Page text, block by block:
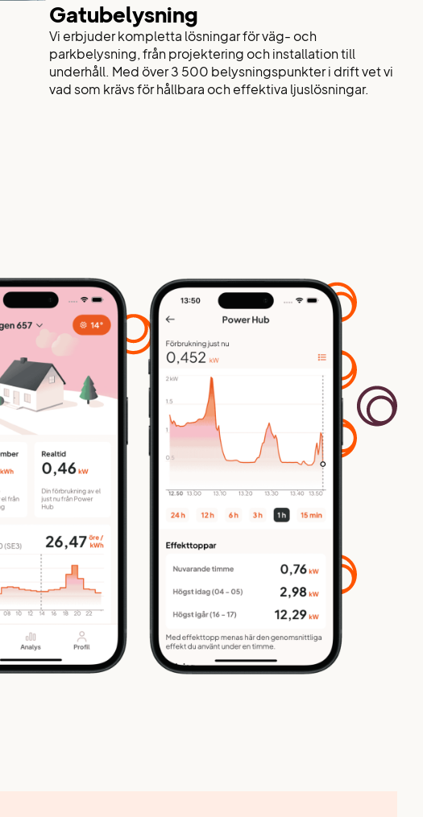
Gatubelysning
Vi erbjuder kompletta lösningar för väg- och
parkbelysning, från projektering och installation till
underhåll. Med över 3 500 belysningspunkter i drift vet vi
vad som krävs för hållbara och effektiva ljuslösningar.